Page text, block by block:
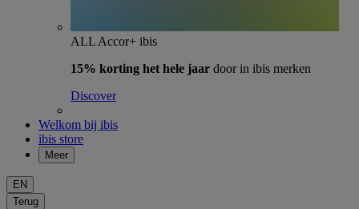
ALL Accor+ ibis
15% korting het hele jaar door in ibis merken
Discover
Welkom bij ibis
ibis store
Meer
EN
Terug